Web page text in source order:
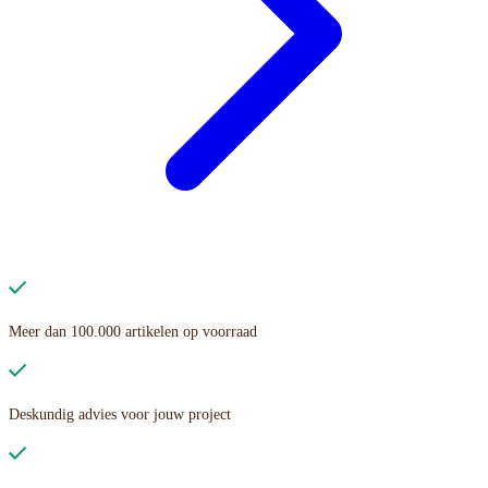
Meer dan 100.000 artikelen op voorraad
Deskundig advies voor jouw project